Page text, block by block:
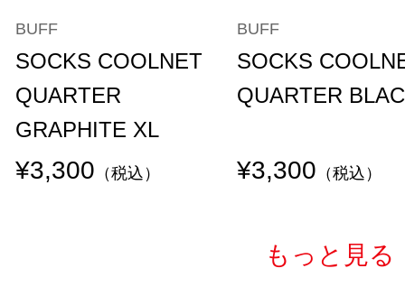
BUFF
SOCKS COOLNET
QUARTER
GRAPHITE XL
¥3,300 （税込）
BUFF
SOCKS
QUARTER
¥3,300 （税込）
もっと見る